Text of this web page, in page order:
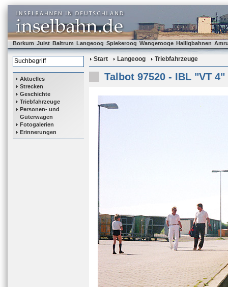
Borkum Juist Baltrum Langeoog Spiekeroog Wangerooge Halligbahnen
Aktuelles
Strecken
Geschichte
Triebfahrzeuge
Personen- und
Güterwagen
Fotogalerien
Erinnerungen
Start Langeoog Triebfahrzeuge
Talbot 97520 - IBL "VT 4"